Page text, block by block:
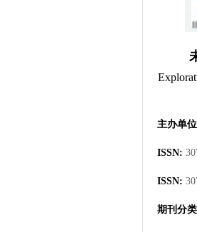
主办单
ISSN:
ISSN:
期刊分